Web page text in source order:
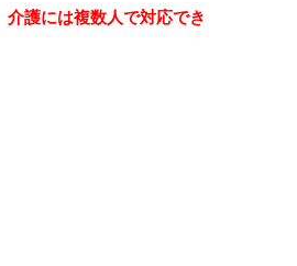
介護には複数人で対応でき